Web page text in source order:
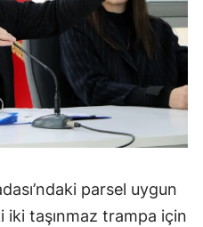
parsel uygun
iki taşınmaz trampa için